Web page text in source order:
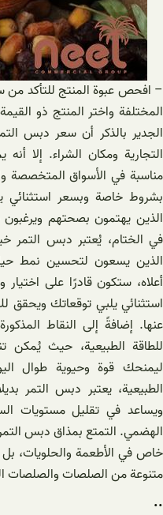
– افحص عبوة المنتج للتأكد من
المختلفة واختر المنتج ذو
الجدير بالذكر أن سعر دبس
التجارية ومكان الشراء. إلا
مناسبة في الأسواق المتخصصة
بشروط خاصة وبسعر استثنائي
الذين يهتمون بصحتهم ويرغبون
في الختام، يُعتبر دبس التمر
الذين يسعون لتحسين نمط
أعلاه، ستكون قادرًا على
استثنائي يلبي توقعاتك ويحقق
عنها. إضافةً إلى النقاط
للطاقة الطبيعية، حيث يُمكن
ليمنحك قوة وحيوية طوال
الطبيعية، يعتبر دبس التمر
ويساعد في تقليل مستويات
الهضمي. التمتع بمذاق دبس
خاص في الأطعمة والحلويات،
متنوعة من الصلصات والصلصات
..